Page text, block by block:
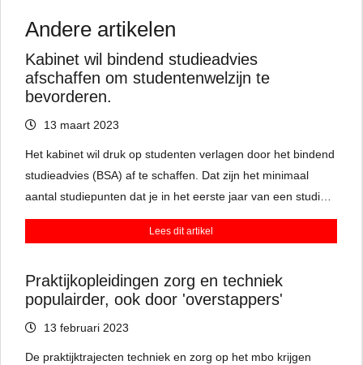
Andere artikelen
Kabinet wil bindend studieadvies
afschaffen om studentenwelzijn te
bevorderen.
13 maart 2023
Het kabinet wil druk op studenten verlagen door het bindend
studieadvies (BSA) af te schaffen. Dat zijn het minimaal
aantal studiepunten dat je in het eerste jaar van een studie
moet halen, zodat je verder mag naar je volgende jaar.
Docenten zijn kritisch en vinden het bindend studieadvies
aankunnen.
Lees dit artikel
Praktijkopleidingen zorg en techniek
populairder, ook door 'overstappers'
13 februari 2023
De praktijktrajecten techniek en zorg op het mbo krijgen